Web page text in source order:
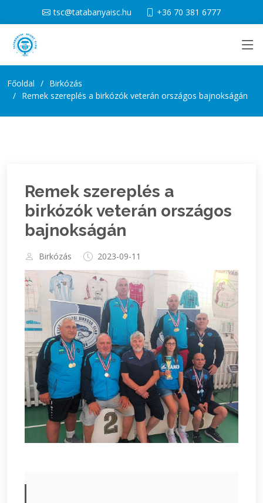
tsc@tatabanyaisc.hu +36 70 381 6777
Főoldal
Birkózás
Remek szereplés a birkózók veterán országos bajnokságán
Remek szereplés a
birkózók veterán országos
bajnokságán
Birkózás 2023-09-11